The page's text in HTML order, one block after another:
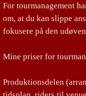
For tourmanagement
om, at du kan slippe
fokusere på den
Mine priser for
Produktionsdelen